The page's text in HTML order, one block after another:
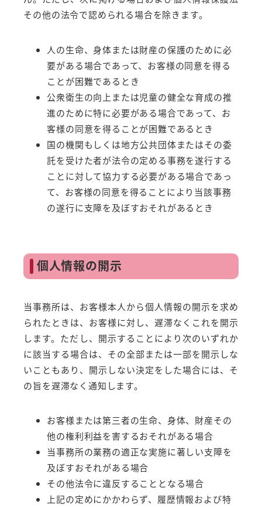
その他の法令で認められる場合を除きます。
人の生命、身体または財産の保護のために必
要がある場合であって、お客様の同意を得る
ことが困難であるとき
公衆衛生の向上または児童の健全な育成の推
進のために特に必要がある場合であって、お
客様の同意を得ることが困難であるとき
国の機関もしくは地方公共団体またはその委
託を受けた者が法令の定める事務を遂行する
ことに対して協力する必要がある場合であっ
て、お客様の同意を得ることにより当該事務
の遂行に支障を及ぼすおそれがあるとき
個人情報の開示
当事務所は、お客様本人から個人情報の開示を求め
られたときは、お客様に対し、遅滞なくこれを開示
します。ただし、開示することにより次のいずれか
に該当する場合は、その全部または一部を開示しな
いこともあり、開示しない決定をした場合には、そ
の旨を遅滞なく通知します。
お客様または第三者の生命、身体、財産その
他の権利利益を害するおそれがある場合
当事務所の業務の適正な実施に著しい支障を
及ぼすおそれがある場合
その他法令に違反することとなる場合
上記の定めにかかわらず、履歴情報および特